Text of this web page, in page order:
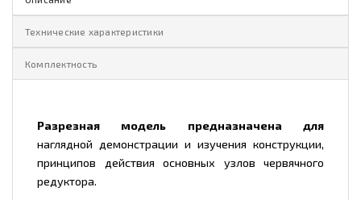
Технические характеристики
Комплектность
Разрезная модель предназначена для
наглядной демонстрации и изучения конструкции,
принципов действия основных узлов червячного
редуктора.